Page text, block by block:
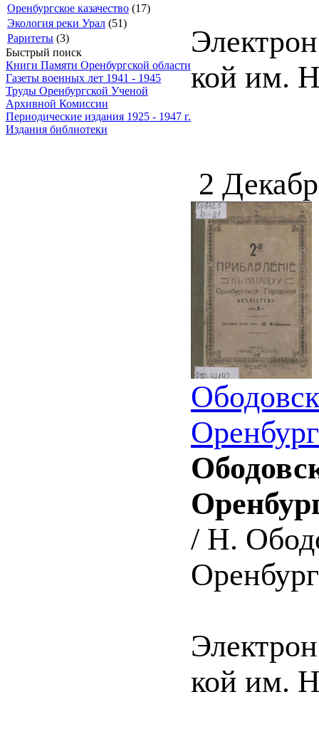
Оренбургское казачество (17)
Экология реки Урал (51)
Раритеты (3)
Быстрый поиск
Книги Памяти Оренбургской области
Газеты военных лет 1941 - 1945
Труды Оренбургской Ученой
Архивной Комиссии
Периодические издания 1925 - 1947 г.
Издания библиотеки
кой им.
2
/ Н.
кой им.